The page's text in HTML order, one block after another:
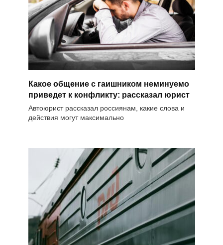
Какое общение с гаишником неминуемо
приведет к конфликту: рассказал юрист
Автоюрист рассказал россиянам, какие слова и
действия могут максимально